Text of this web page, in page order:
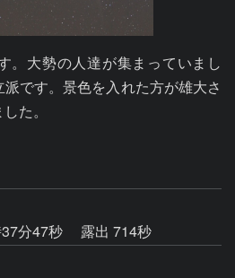
。大勢の人達が集まっていまし
です。景色を入れた方が雄大さ
た。
分47秒
露出 714秒